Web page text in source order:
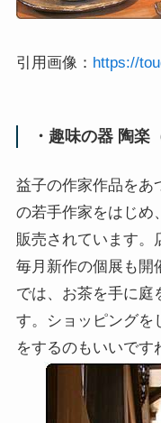
引用画像： https://
・趣味の器 陶楽
益子の作家作品をあ
の若手作家をはじめ
販売されています。
毎月新作の個展も開
では、お茶を手に庭
す。ショッピングを
をするのもいいです